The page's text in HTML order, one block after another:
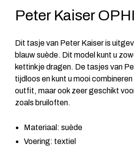
Peter Kaiser
Dit tasje van Peter Kaiser is
blauw suède. Dit model kunt u
kettinkje dragen. De tasjes van
tijdloos en kunt u mooi
outfit, maar ook zeer geschikt
zoals bruiloften.
Materiaal: suède
Voering: textiel